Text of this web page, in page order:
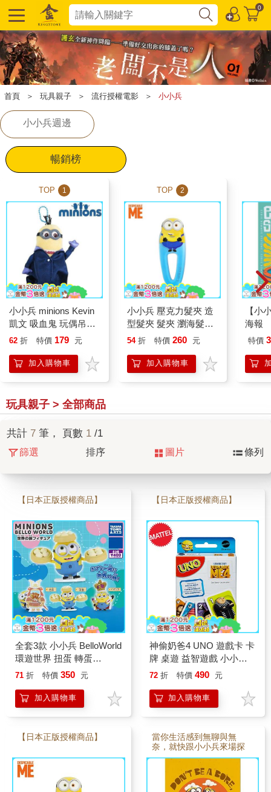
0
首頁 ＞ 玩具親子 ＞ 流行授權電影 ＞ 小小兵
小小兵週邊
暢銷榜
TOP 1
小小兵 minions Kevin
凱文 吸血鬼 玩偶吊飾
珠鍊鑰匙圈 暗黑時代
62 折 特價 179 元
加入購物車
TOP 2
小小兵 壓克力髮夾 造
型髮夾 髮夾 瀏海髮夾
瀏海夾 minions 神偷奶
54 折 特價 260 元
加入購物車
【小
海報
特價
玩具親子 > 全部商品
共計 7 筆， 頁數 1 /1
篩選 排序 圖片 條列
【日本正版授權商品】
全套3款 小小兵 BelloWorld
環遊世界 扭蛋 轉蛋
minions 神偷奶爸
71 折 特價 350 元
加入購物車
【日本正版授權商品】
神偷奶爸4 UNO 遊戲卡 卡
牌 桌遊 益智遊戲 小小兵
minions
72 折 特價 490 元
加入購物車
【日本正版授權商品】
當你生活感到無聊與無
奈，就快跟小小兵來場探
險。